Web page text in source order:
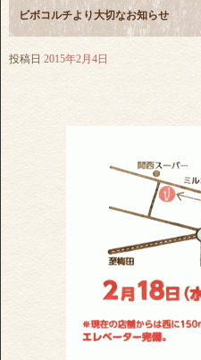
ビボコルチより大切なお知らせ
投稿日 2015年2月4日